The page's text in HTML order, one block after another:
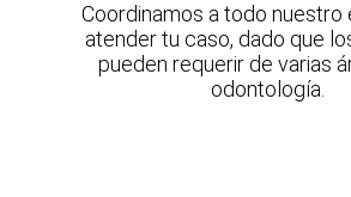
Coordinamos a todo nuestro
atender tu caso, dado que
pueden requerir de varias
odontología.